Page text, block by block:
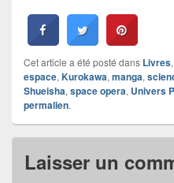
Cet article a été posté dans Livres,
espace, Kurokawa, manga,
Shueisha, space opera, Univers
permalien.
Laisser un